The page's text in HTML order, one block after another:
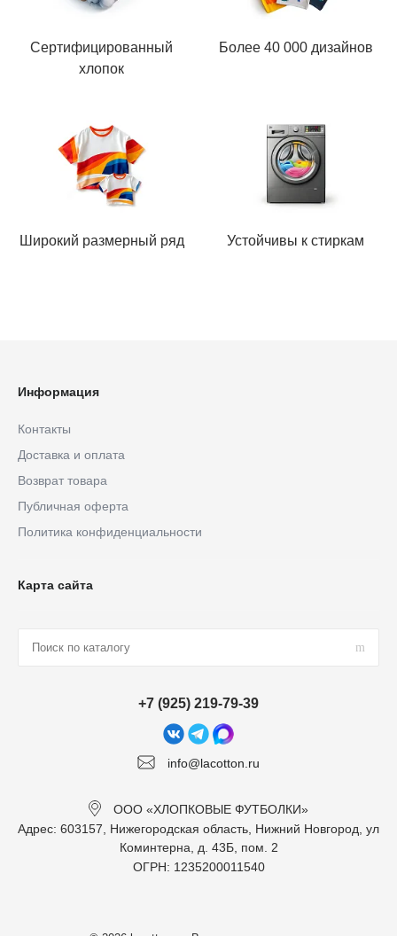
Сертифицированный
хлопок
Более 40 000 дизайнов
Широкий размерный ряд Устойчивы к стиркам
Информация
Контакты
Доставка и оплата
Возврат товара
Публичная оферта
Политика конфиденциальности
Карта сайта
info@lacotton.ru
+7 (925) 219-79-39
ООО «ХЛОПКОВЫЕ ФУТБОЛКИ»
Адрес: 603157, Нижегородская область, Нижний Новгород, ул
Коминтерна, д. 43Б, пом. 2
ОГРН: 1235200011540